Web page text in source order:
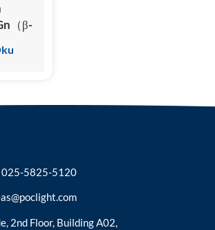
（β-
5825-5120
2nd Floor, Building A02,